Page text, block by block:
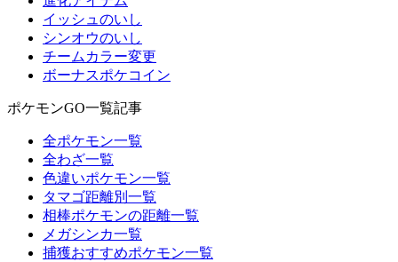
イッシュのいし
シンオウのいし
チームカラー変更
ボーナスポケコイン
ポケモンGO一覧記事
全ポケモン一覧
全わざ一覧
色違いポケモン一覧
タマゴ距離別一覧
相棒ポケモンの距離一覧
メガシンカ一覧
捕獲おすすめポケモン一覧